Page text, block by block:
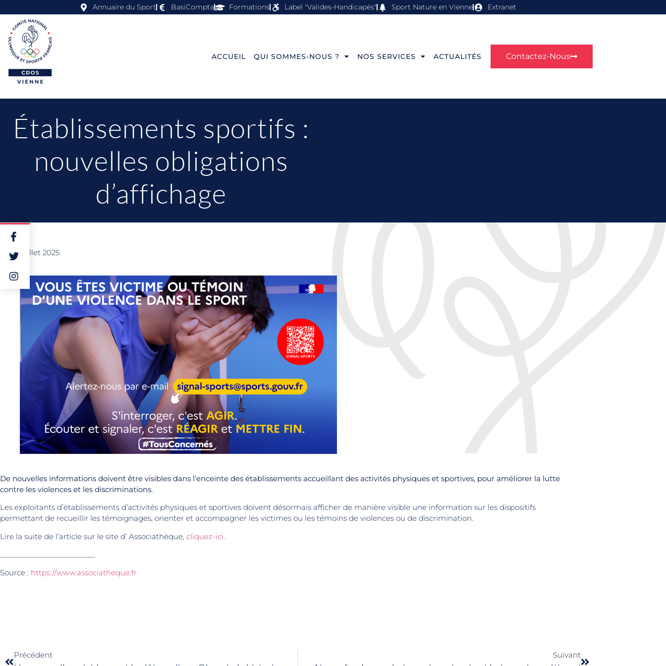
Annuaire du Sport BasiCompta Formations Label "Valides-Handicapés" Sport Nature en Vienne Extranet
ACCUEIL QUI SOMMES-NOUS ? NOS SERVICES ACTUALITÉS Contactez-Nous
Établissements sportifs :
nouvelles obligations
d’affichage
18 juillet 2025
De nouvelles informations doivent être visibles dans l’enceinte des établissements accueillant des activités physiques et sportives, pour améliorer la lutte
contre les violences et les discriminations.
Les exploitants d’établissements d’activités physiques et sportives doivent désormais afficher de manière visible une information sur les dispositifs
permettant de recueillir les témoignages, orienter et accompagner les victimes ou les témoins de violences ou de discrimination.
Lire la suite de l’article sur le site d’ Associathèque, cliquez-ici.
Source : https://www.associatheque.fr
Précédent Suivant